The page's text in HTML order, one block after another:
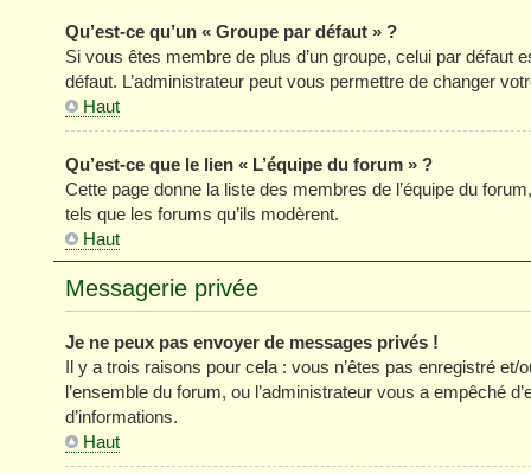
Qu’est-ce qu’un « Groupe par défaut » ?
Si vous êtes membre de plus d’un groupe, celui par défaut
défaut. L’administrateur peut vous permettre de changer
Haut
Qu’est-ce que le lien « L’équipe du forum » ?
Cette page donne la liste des membres de l’équipe du
tels que les forums qu’ils modèrent.
Haut
Messagerie privée
Je ne peux pas envoyer de messages privés !
Il y a trois raisons pour cela : vous n’êtes pas enregistré
l’ensemble du forum, ou l’administrateur vous a empêché
d’informations.
Haut